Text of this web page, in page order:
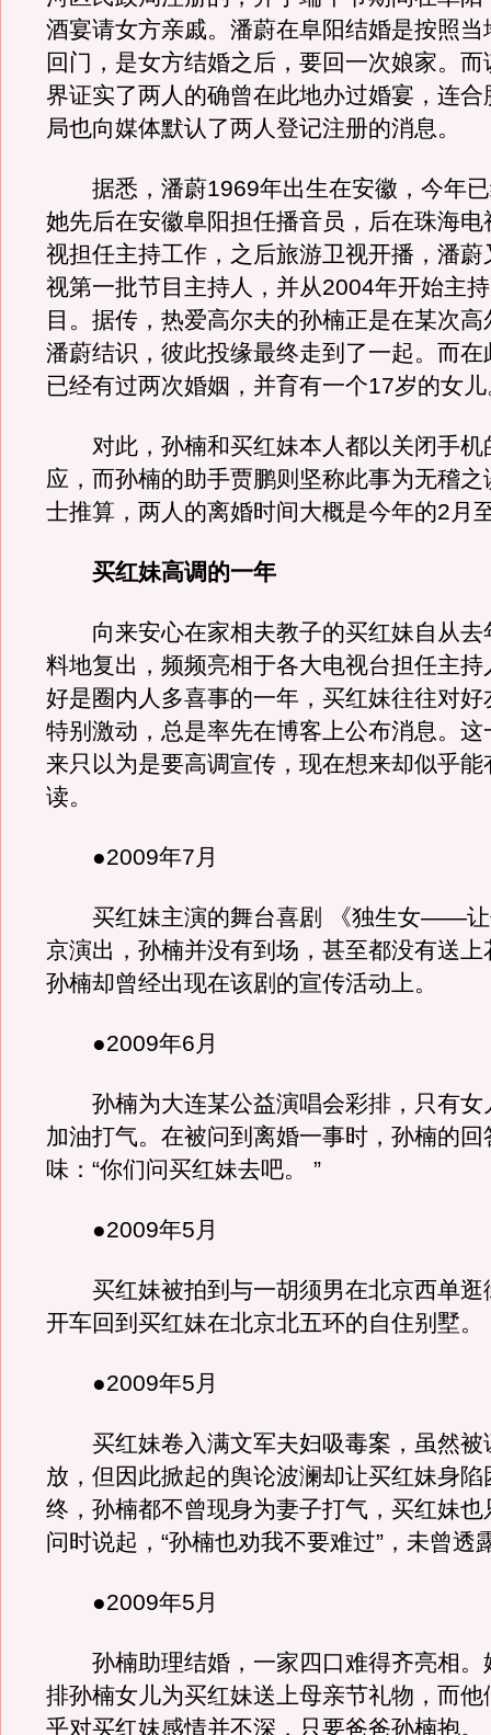
酒宴请女方亲戚。潘蔚在阜阳结婚是按照当
回门，是女方结婚之后，要回一次娘家。
界证实了两人的确曾在此地办过婚宴，连合
局也向媒体默认了两人登记注册的消息。
据悉，潘蔚1969年出生在安徽，今年已
她先后在安徽阜阳担任播音员，后在珠海电
视担任主持工作，之后旅游卫视开播，潘蔚
视第一批节目主持人，并从2004年开始主
目。据传，热爱高尔夫的孙楠正是在某次
潘蔚结识，彼此投缘最终走到了一起。而在
已经有过两次婚姻，并育有一个17岁的女儿
对此，孙楠和买红妹本人都以关闭手机
应，而孙楠的助手贾鹏则坚称此事为无稽之
士推算，两人的离婚时间大概是今年的2月
买红妹高调的一年
向来安心在家相夫教子的买红妹自从去
料地复出，频频亮相于各大电视台担任主持
好是圈内人多喜事的一年，买红妹往往对好
特别激动，总是率先在博客上公布消息。这
来只以为是要高调宣传，现在想来却似乎能
读。
●2009年7月
买红妹主演的舞台喜剧 《独生女——让
京演出，孙楠并没有到场，甚至都没有送上
孙楠却曾经出现在该剧的宣传活动上。
●2009年6月
孙楠为大连某公益演唱会彩排，只有女
加油打气。在被问到离婚一事时，孙楠的回
味：“你们问买红妹去吧。 ”
●2009年5月
买红妹被拍到与一胡须男在北京西单逛
开车回到买红妹在北京北五环的自住别墅。
●2009年5月
买红妹卷入满文军夫妇吸毒案，虽然被
放，但因此掀起的舆论波澜却让买红妹身陷
终，孙楠都不曾现身为妻子打气，买红妹也
问时说起，“孙楠也劝我不要难过”，未曾透
●2009年5月
孙楠助理结婚，一家四口难得齐亮相。
排孙楠女儿为买红妹送上母亲节礼物，而他
乎对买红妹感情并不深，只要爸爸孙楠抱。